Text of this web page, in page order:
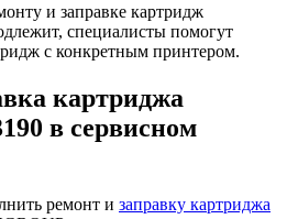
и заправке картридж
специалисты помогут
с конкретным принтером.
картриджа
в сервисном
ремонт и заправку картриджа